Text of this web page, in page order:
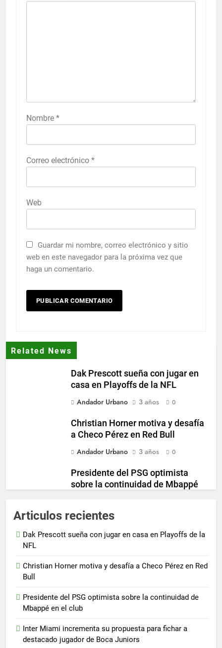
Nombre *
Correo electrónico *
Web
Guardar mi nombre, correo electrónico y sitio
web en este navegador para la próxima vez que
haga un comentario.
Related News
Dak Prescott sueña con jugar en
casa en Playoffs de la NFL
Andador Urbano
3 años 0
Christian Horner motiva y desafía
a Checo Pérez en Red Bull
Andador Urbano
3 años 0
Presidente del PSG optimista
sobre la continuidad de Mbappé
Andador Urbano
Inter Miami incrementa su
Articulos recientes
Dak Prescott sueña con jugar en casa en Playoffs de la
NFL
Christian Horner motiva y desafía a Checo Pérez en Red
Bull
Presidente del PSG optimista sobre la continuidad de
Mbappé en el club
Inter Miami incrementa su propuesta para fichar a
destacado jugador de Boca Juniors